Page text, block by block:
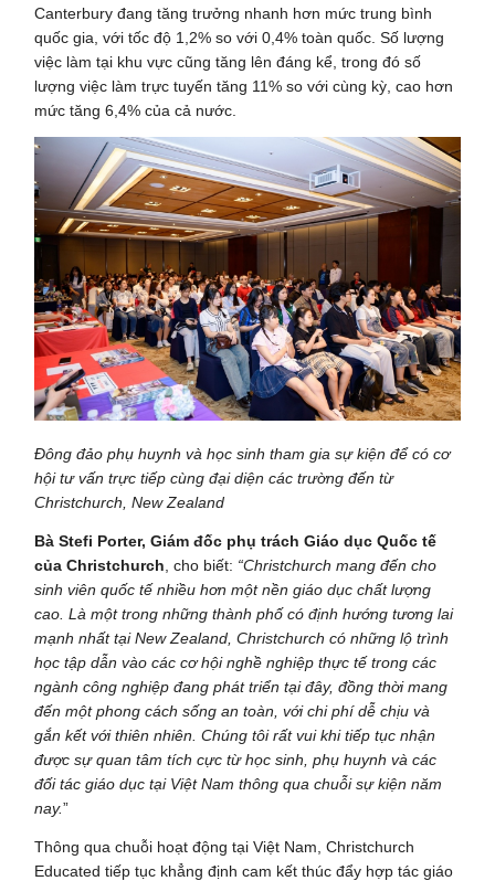
Canterbury đang tăng trưởng nhanh hơn mức trung bình
quốc gia, với tốc độ 1,2% so với 0,4% toàn quốc. Số lượng
việc làm tại khu vực cũng tăng lên đáng kể, trong đó số
lượng việc làm trực tuyến tăng 11% so với cùng kỳ, cao hơn
mức tăng 6,4% của cả nước.
Đông đảo phụ huynh và học sinh tham gia sự kiện để có cơ
hội tư vấn trực tiếp cùng đại diện các trường đến từ
Christchurch, New Zealand
Bà Stefi Porter, Giám đốc phụ trách Giáo dục Quốc tế
của Christchurch , cho biết: “Christchurch mang đến cho
sinh viên quốc tế nhiều hơn một nền giáo dục chất lượng
cao. Là một trong những thành phố có định hướng tương lai
mạnh nhất tại New Zealand, Christchurch có những lộ trình
học tập dẫn vào các cơ hội nghề nghiệp thực tế trong các
ngành công nghiệp đang phát triển tại đây, đồng thời mang
đến một phong cách sống an toàn, với chi phí dễ chịu và
gắn kết với thiên nhiên. Chúng tôi rất vui khi tiếp tục nhận
được sự quan tâm tích cực từ học sinh, phụ huynh và các
đối tác giáo dục tại Việt Nam thông qua chuỗi sự kiện năm
nay.”
Thông qua chuỗi hoạt động tại Việt Nam, Christchurch
Educated tiếp tục khẳng định cam kết thúc đẩy hợp tác giáo